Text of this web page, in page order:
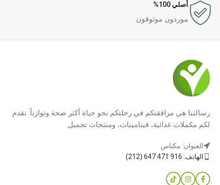
أصلي 100%
موردون موثوقون
رسالتنا هي مرافقتكم في رحلتكم نحو حياة أكثر صحة وتوازناً. نقدم
لكم مكملات غذائية، فيتامينات، ومنتجات تجميل.
العنوان: مكناس
الهاتف: 916 471 647 (212)